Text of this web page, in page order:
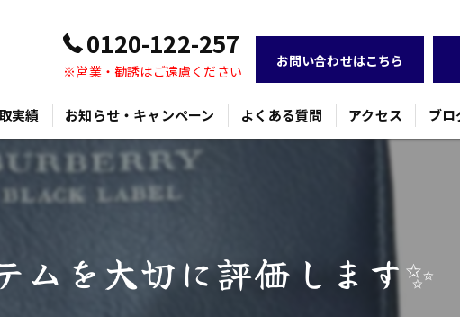
0120-122-257
※営業・勧誘はご遠慮ください
お問い合わせはこちら
実績 お知らせ・キャンペーン よくある質問 アクセス ブロ
ムを大切に評価します✨